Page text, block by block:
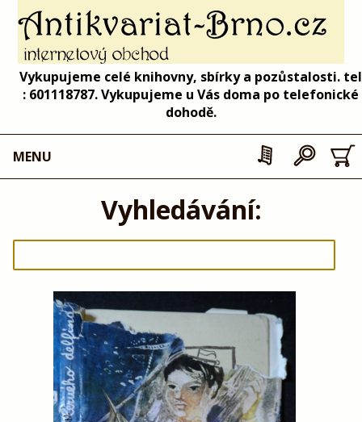
Vykupujeme celé knihovny, sbírky a pozůstalosti. tel
: 601118787. Vykupujeme u Vás doma po telefonické
dohodě.
MENU
Vyhledávání: